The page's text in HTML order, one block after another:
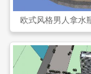
欧式风格男人拿水